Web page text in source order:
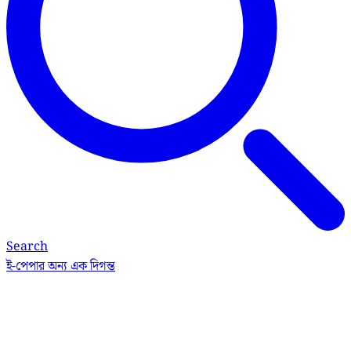
Search
ই-পেপারঅন্য এক দিগন্ত